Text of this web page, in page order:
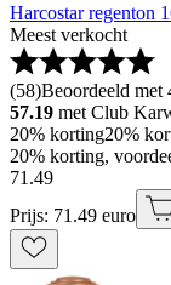
Harcostar regenton
Meest verkocht
(58)Beoordeeld met
57.19 met Club
20% korting20%
20% korting,
71 .49
Prijs: 71.49 euro